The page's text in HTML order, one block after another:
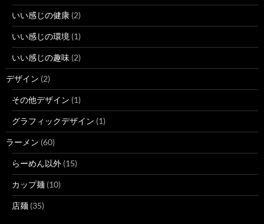
いい感じの健康 (2)
いい感じの環境 (1)
いい感じの趣味 (2)
デザイン (2)
その他デザイン (1)
グラフィックデザイン (1)
ラーメン (60)
らーめん以外 (15)
カップ麺 (10)
店麺 (35)